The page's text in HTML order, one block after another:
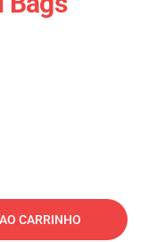
CARRINHO